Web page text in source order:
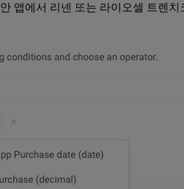
앱에서 리넨 또는 라이오셀 트렌